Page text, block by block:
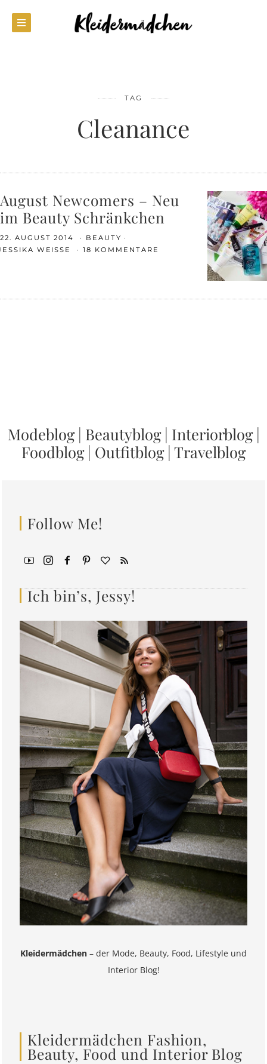
TAG
Cleanance
August Newcomers – Neu
im Beauty Schränkchen
22. AUGUST 2014
BEAUTY
WEISSE
18 KOMMENTARE
Modeblog| Beautyblog| Interiorblog|
Foodblog| Outfitblog| Travelblog
Follow Me!
Ich bin’s, Jessy!
Kleidermädchen – der Mode, Beauty, Food, Lifestyle und
Interior Blog!
Kleidermädchen Fashion,
Beauty, Food und Interior Blog